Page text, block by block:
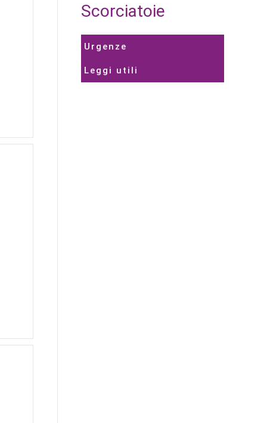
Scorciatoie
Urgenze
Leggi utili